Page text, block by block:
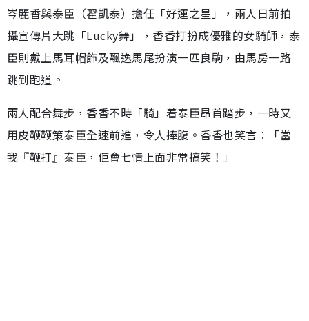
岑麗香與泰臣（翟凱泰）擔任「好運之星」，兩人日前拍
攝宣傳片大跳「Lucky舞」，香香打扮成優雅的女騎師，泰
臣則戴上馬耳帽飾及飄逸馬尾扮演一匹良駒，由馬房一路
跳到跑道。
兩人配合舞步，香香不時「騎」着泰臣昂首踏步，一時又
用皮鞭鞭策泰臣全速前進，令人捧腹。香香也笑言︰「當
我『鞭打』泰臣，佢會七情上面非常搞笑！」